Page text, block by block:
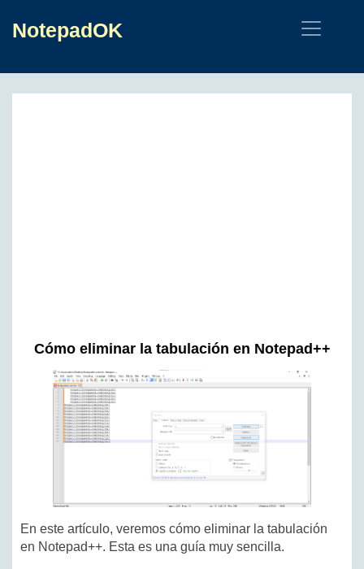
NotepadOK
Cómo eliminar la tabulación en Notepad++
En este artículo, veremos cómo eliminar la tabulación
en Notepad++. Esta es una guía muy sencilla.